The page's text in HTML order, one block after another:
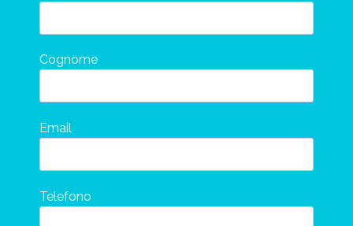
Cognome
Email
Telefono